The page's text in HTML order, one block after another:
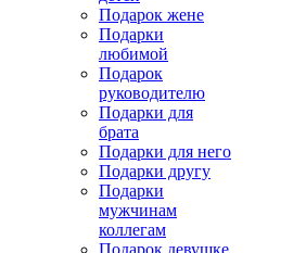
Подарок жене
Подарки
любимой
Подарок
руководителю
Подарки для
брата
Подарки для него
Подарки другу
Подарки
мужчинам
коллегам
Подарок девушке